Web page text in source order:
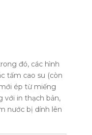
đó, các hình
tấm cao su (còn
ép từ miếng
với in thạch bản,
nước bị dính lên